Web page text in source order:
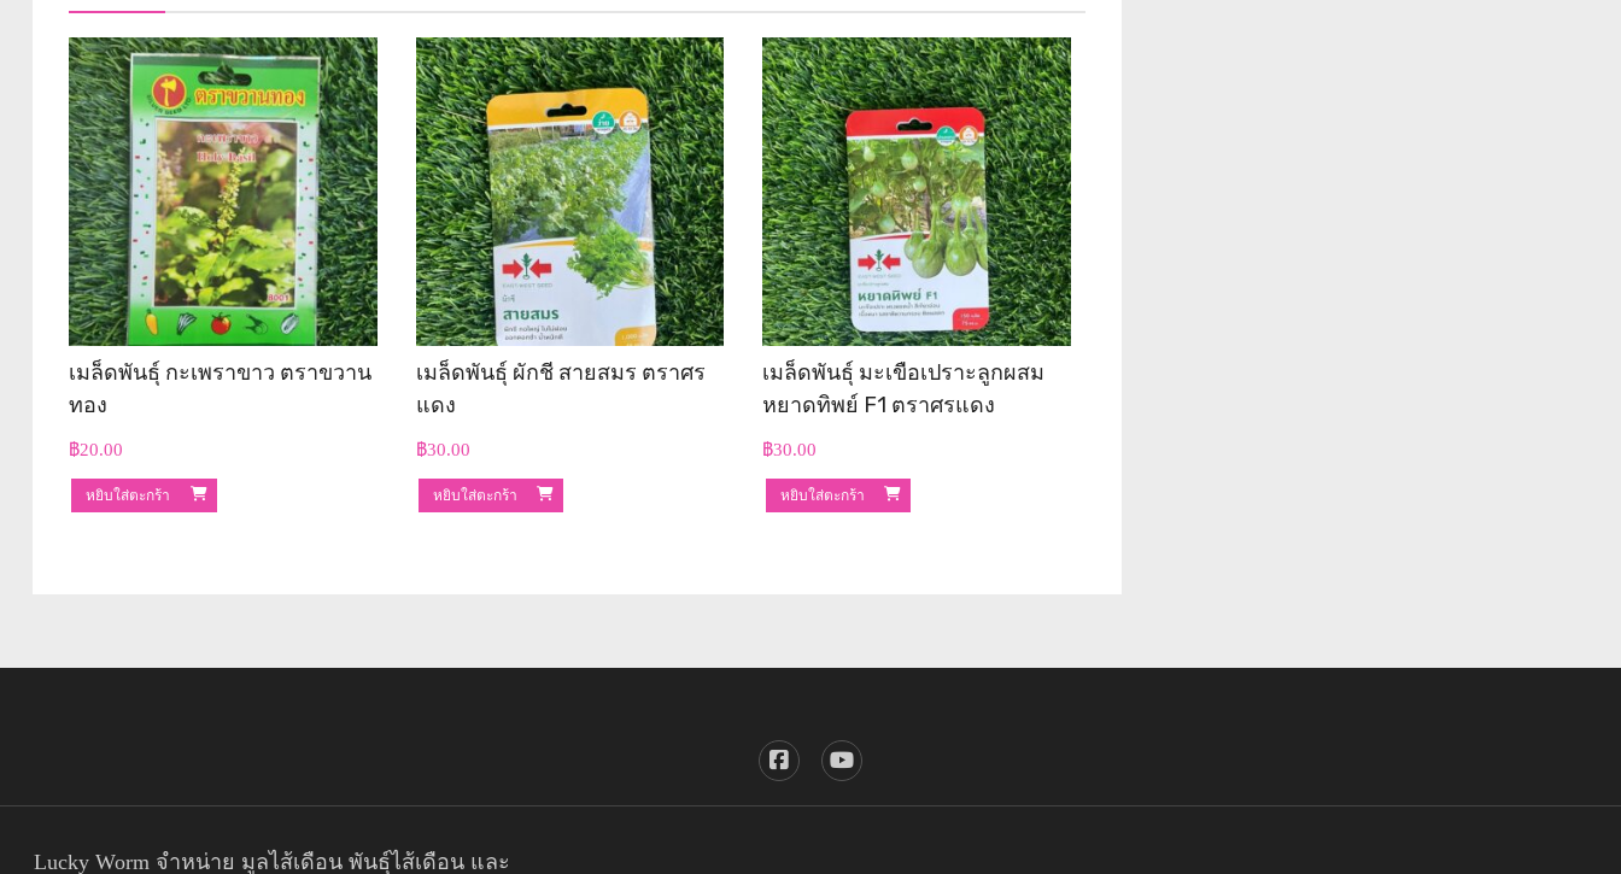
เมล็ดพันธุ์ กะเพราขาว ตราขวาน
ทอง
฿20.00
หยิบใส่ตะกร้า
เมล็ดพันธุ์ ผักชี สายสมร ตราศร
แดง
฿30.00
หยิบใส่ตะกร้า
เมล็ดพันธุ์ มะเขือเปราะลูกผสม
หยาดทิพย์ F1 ตราศรแดง
฿30.00
หยิบใส่ตะกร้า
Lucky Worm จำหน่าย มูลไส้เดือน พันธุ์ไส้เดือน และ